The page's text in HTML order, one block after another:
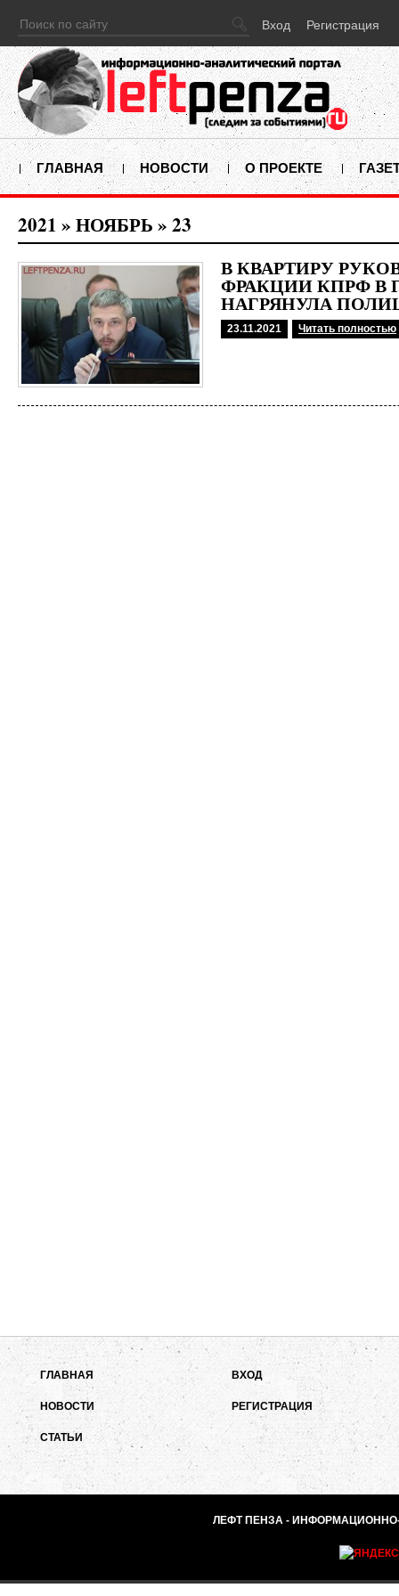
Вход Регистрация
ГЛАВНАЯ НОВОСТИ О ПРОЕКТЕ
2021 » НОЯБРЬ » 23
В КВАРТИРУ
ФРАКЦИИ КПРФ В
НАГРЯНУЛА
23.11.2021 Читать полностью
ГЛАВНАЯ
НОВОСТИ
СТАТЬИ
ВХОД
РЕГИСТРАЦИЯ
ЛЕФТ ПЕНЗА - ИНФОРМАЦИОННО-